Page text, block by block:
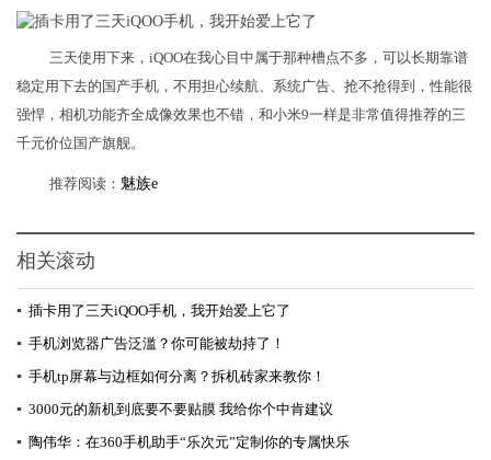
三天使用下来，iQOO在我心目中属于那种槽点不多，可以长期靠谱
稳定用下去的国产手机，不用担心续航、系统广告、抢不抢得到，性能很
强悍，相机功能齐全成像效果也不错，和小米9一样是非常值得推荐的三
千元价位国产旗舰。
推荐阅读： 魅族e
相关滚动
▪ 插卡用了三天iQOO手机，我开始爱上它了
▪ 手机浏览器广告泛滥？你可能被劫持了！
▪ 手机tp屏幕与边框如何分离？拆机砖家来教你！
▪ 3000元的新机到底要不要贴膜 我给你个中肯建议
▪ 陶伟华：在360手机助手“乐次元”定制你的专属快乐